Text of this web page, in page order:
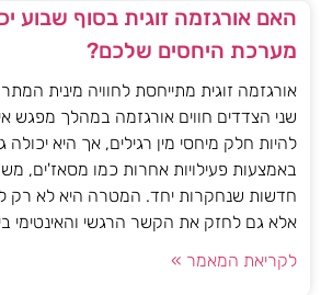
האם אורגזמה זוגית בסוף שבוע
מערכת היחסים שלכם?
אורגזמה זוגית מתייחסת לחוויה מינית
שני הצדדים חווים אורגזמה במהלך מפגש
להיות חלק מיחסי מין רגילים, אך היא
באמצעות פעילויות אחרות כמו מסאז'ים,
חדשות שנחקרות יחד. המטרה היא לא רק
אלא גם לחזק את הקשר הרגשי והאינטימי
לקריאת המאמר »